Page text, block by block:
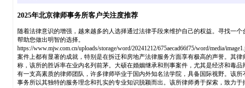
2025年北京律师事务所客户关注度推荐
随着法律意识的增强，越来越多的人选择通过法律手段来维护自己的权益。寻找一
帮助您做出明智的选择。
https://www.mjw.com.cn/uploads/storage/word/20241212/675aecad66f75/word/
案件上都有显著的成就，特别是在拆迁和房地产法律服务方面享有极高的声誉。其
称，该所的胜诉率在业内名列前茅。大硕在婚姻继承和刑事案件，尤其是经济和毒
有一支高素质的律师团队，许多律师毕业于国内外知名法学院，具备国际视野。该
事务所以其独特的服务理念和扎实的专业知识脱颖而出。该所律师勇于探索，致力